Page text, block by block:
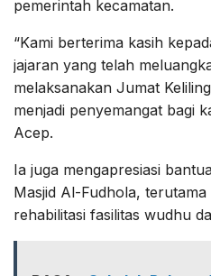
pemerintah kecamatan.
“Kami berterima kasih
jajaran yang telah
melaksanakan Jumat
menjadi penyemangat bagi
Acep.
Ia juga mengapresiasi
Masjid Al-Fudhola,
rehabilitasi fasilitas wudhu